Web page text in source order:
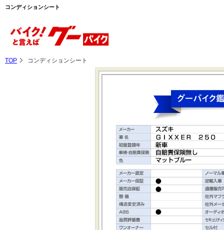
コンディションシート
TOP コンディションシート